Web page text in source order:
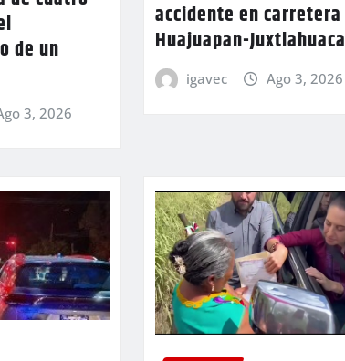
de un
3, 2026
accidente en carretera
Huajuapan-Juxtlahuaca
igavec Ago 3, 2026